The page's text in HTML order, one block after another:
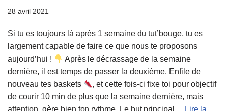
28 avril 2021
Si tu es toujours là après 1 semaine du tut’bouge, tu es
largement capable de faire ce que nous te proposons
aujourd’hui !
Après le décrassage de la semaine
dernière, il est temps de passer la deuxième. Enfile de
nouveau tes baskets
, et cette fois-ci fixe toi pour objectif
de courir 10 min de plus que la semaine dernière, mais